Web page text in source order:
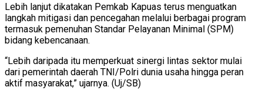
Lebih lanjut dikatakan Pemkab Kapuas terus menguatkan
langkah mitigasi dan pencegahan melalui berbagai program
termasuk pemenuhan Standar Pelayanan Minimal (SPM)
bidang kebencanaan.
“Lebih daripada itu memperkuat sinergi lintas sektor mulai
dari pemerintah daerah TNI/Polri dunia usaha hingga peran
aktif masyarakat,” ujarnya. (Uj/SB)